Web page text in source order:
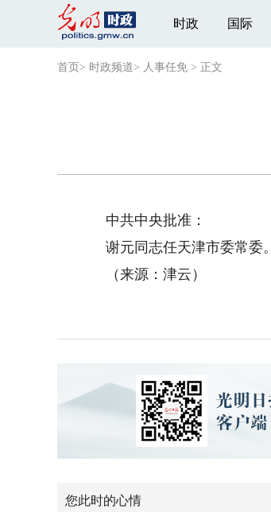
时政 国际
首页 > 时政频道> 人事任免 > 正文
中共中央批准：
谢元同志任天津市委常委。
（来源：津云）
您此时的心情